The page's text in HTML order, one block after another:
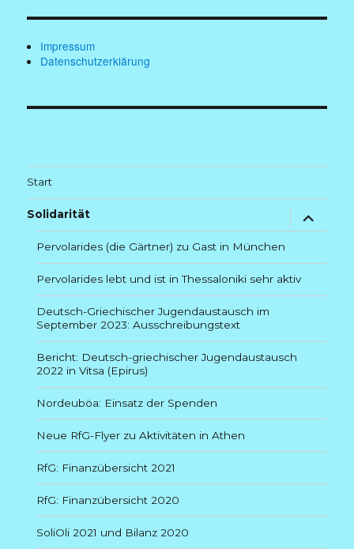
Impressum
Datenschutzerklärung
Start
Solidarität
Untermenü
anzeigen
Pervolarides (die Gärtner) zu Gast in München
Pervolarides lebt und ist in Thessaloniki sehr aktiv
Deutsch-Griechischer Jugendaustausch im
September 2023: Ausschreibungstext
Bericht: Deutsch-griechischer Jugendaustausch
2022 in Vitsa (Epirus)
Nordeuböa: Einsatz der Spenden
Neue RfG-Flyer zu Aktivitäten in Athen
RfG: Finanzübersicht 2021
RfG: Finanzübersicht 2020
SoliOli 2021 und Bilanz 2020